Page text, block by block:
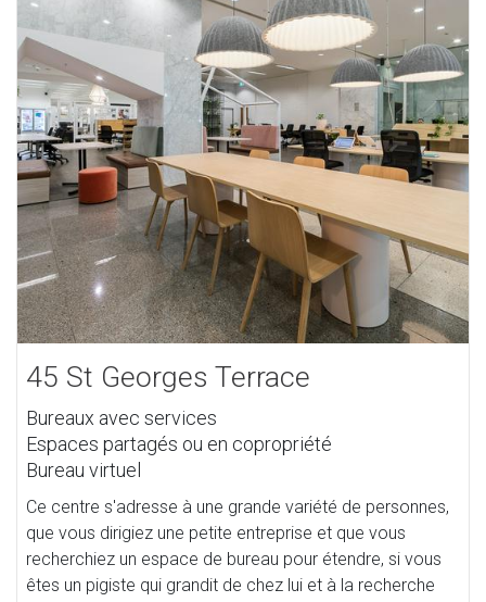
45 St Georges Terrace
Bureaux avec services
Espaces partagés ou en copropriété
Bureau virtuel
Ce centre s'adresse à une grande variété de personnes,
que vous dirigiez une petite entreprise et que vous
recherchiez un espace de bureau pour étendre, si vous
êtes un pigiste qui grandit de chez lui et à la recherche